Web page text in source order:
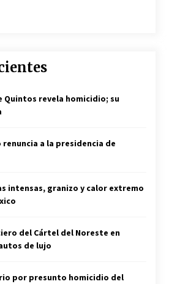
Quintos revela homicidio; su
a la presidencia de
intensas, granizo y calor extremo
del Cártel del Noreste en
de lujo
por presunto homicidio del